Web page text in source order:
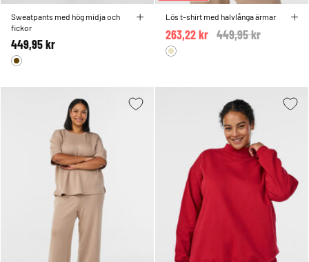
Sweatpants med hög midja och
fickor
449,95 kr
Lös t-shirt med halvlånga ärmar
Price reduced from
449,95 kr
263,22 kr